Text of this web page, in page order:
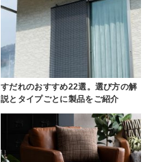
すだれのおすすめ22選。選び方の解
説とタイプごとに製品をご紹介